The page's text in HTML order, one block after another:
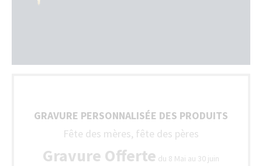
GRAVURE PERSONNALISÉE DES PRODUITS
Fête des mères, fête des pères
Gravure Offerte du 8 Mai au 30 juin